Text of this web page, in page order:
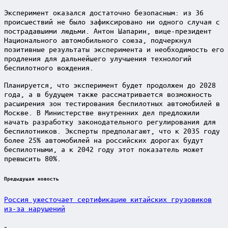
Эксперимент оказался достаточно безопасным: из 36
происшествий не было зафиксировано ни одного случая с
пострадавшими людьми. Антон Шапарин, вице-президент
Национального автомобильного союза, подчеркнул
позитивные результаты эксперимента и необходимость его
продления для дальнейшего улучшения технологий
беспилотного вождения.
Планируется, что эксперимент будет продолжен до 2028
года, а в будущем также рассматривается возможность
расширения зон тестирования беспилотных автомобилей в
Москве. В Министерстве внутренних дел предложили
начать разработку законодательного регулирования для
беспилотников. Эксперты предполагают, что к 2035 году
более 25% автомобилей на российских дорогах будут
беспилотными, а к 2042 году этот показатель может
превысить 80%.
Post
Предыдущая новость
Россия ужесточает сертификацию китайских грузовиков
из-за нарушений